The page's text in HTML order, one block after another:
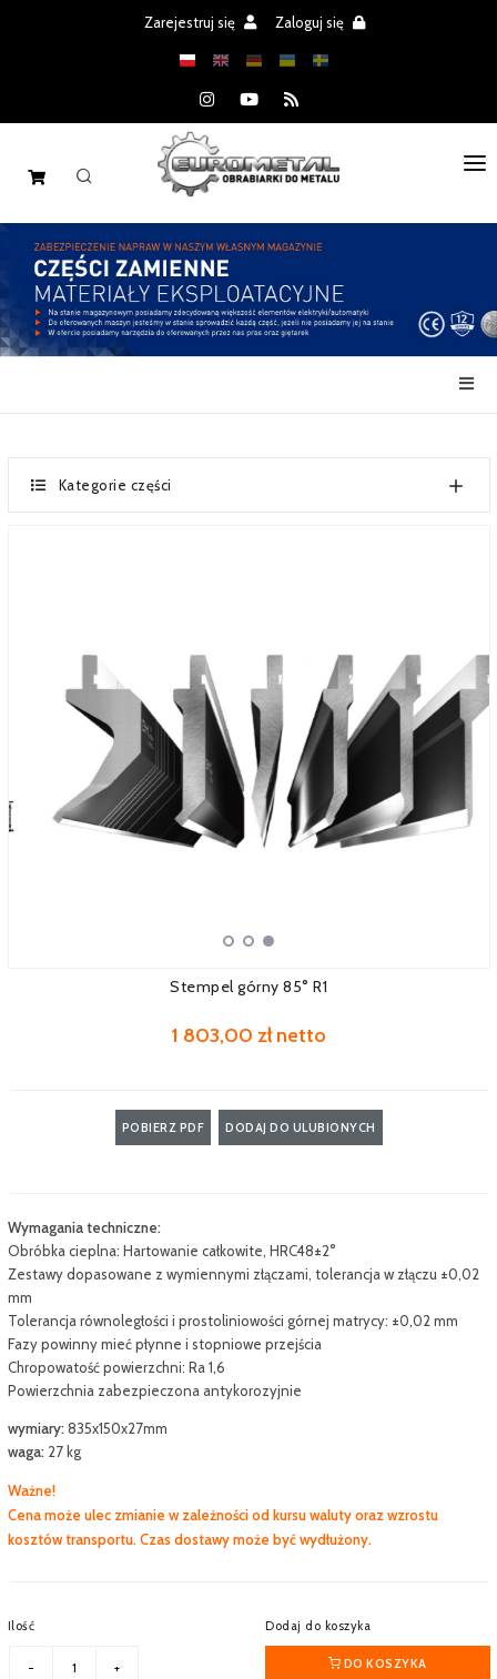
Zarejestruj się Zaloguj się
MASZYNY
CZĘŚCI
SERWIS
Kategorie części
Stempel górny 85° R1
1 803,00 zł netto
POBIERZ PDF DODAJ DO ULUBIONYCH
Wymagania techniczne:
Obróbka cieplna: Hartowanie całkowite, HRC48±2°
Zestawy dopasowane z wymiennymi złączami, tolerancja w złączu ±0,02
mm
Tolerancja równoległości i prostoliniowości górnej matrycy: ±0,02 mm
Fazy powinny mieć płynne i stopniowe przejścia
Chropowatość powierzchni: Ra 1,6
Powierzchnia zabezpieczona antykorozyjnie
wymiary:835x150x27mm
waga:27 kg
Ważne!
Cena może ulec zmianie w zależności od kursu waluty oraz wzrostu
kosztów transportu. Czas dostawy może być wydłużony.
Ilość Dodaj do koszyka
DO KOSZYKA